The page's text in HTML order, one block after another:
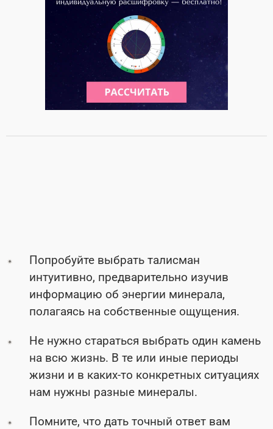
Попробуйте выбрать талисман
интуитивно, предварительно изучив
информацию об энергии минерала,
полагаясь на собственные ощущения.
Не нужно стараться выбрать один камень
на всю жизнь. В те или иные периоды
жизни и в каких-то конкретных ситуациях
нам нужны разные минералы.
Помните, что дать точный ответ вам